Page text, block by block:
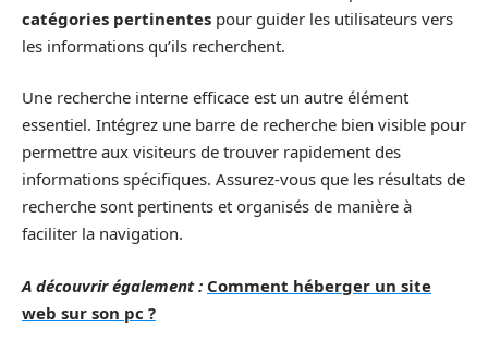
catégories pertinentes pour guider les utilisateurs vers
les informations qu’ils recherchent.
Une recherche interne efficace est un autre élément
essentiel. Intégrez une barre de recherche bien visible pour
permettre aux visiteurs de trouver rapidement des
informations spécifiques. Assurez-vous que les résultats de
recherche sont pertinents et organisés de manière à
faciliter la navigation.
A découvrir également : Comment héberger un site
web sur son pc ?